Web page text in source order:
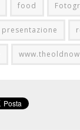
food
presentazione